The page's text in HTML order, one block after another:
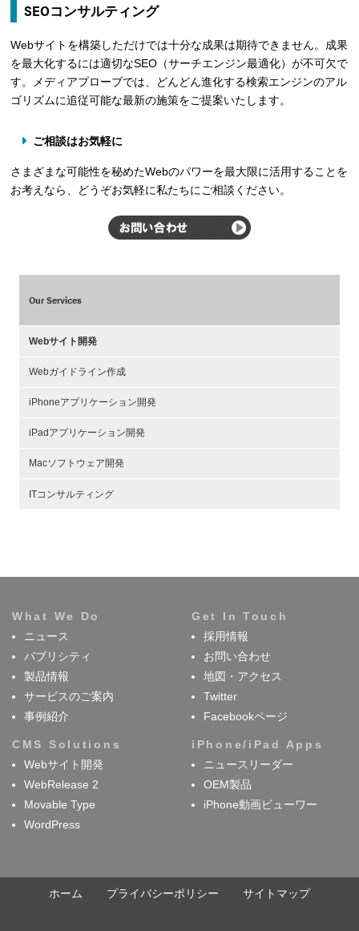
SEOコンサルティング
Webサイトを構築しただけでは十分な成果は期待できません。成果
を最大化するには適切なSEO（サーチエンジン最適化）が不可欠で
す。メディアプローブでは、どんどん進化する検索エンジンのアル
ゴリズムに追従可能な最新の施策をご提案いたします。
ご相談はお気軽に
さまざまな可能性を秘めたWebのパワーを最大限に活用することを
お考えなら、どうぞお気軽に私たちにご相談ください。
Our Services
Webサイト開発
Webガイドライン作成
iPhoneアプリケーション開発
iPadアプリケーション開発
Macソフトウェア開発
ITコンサルティング
What We Do
ニュース
パブリシティ
製品情報
サービスのご案内
事例紹介
Get In Touch
採用情報
お問い合わせ
地図・アクセス
Twitter
Facebookページ
CMS Solutions
Webサイト開発
WebRelease 2
Movable Type
WordPress
iPhone/iPad Apps
ニュースリーダー
OEM製品
iPhone動画ビューワー
ホーム プライバシーポリシー サイトマップ